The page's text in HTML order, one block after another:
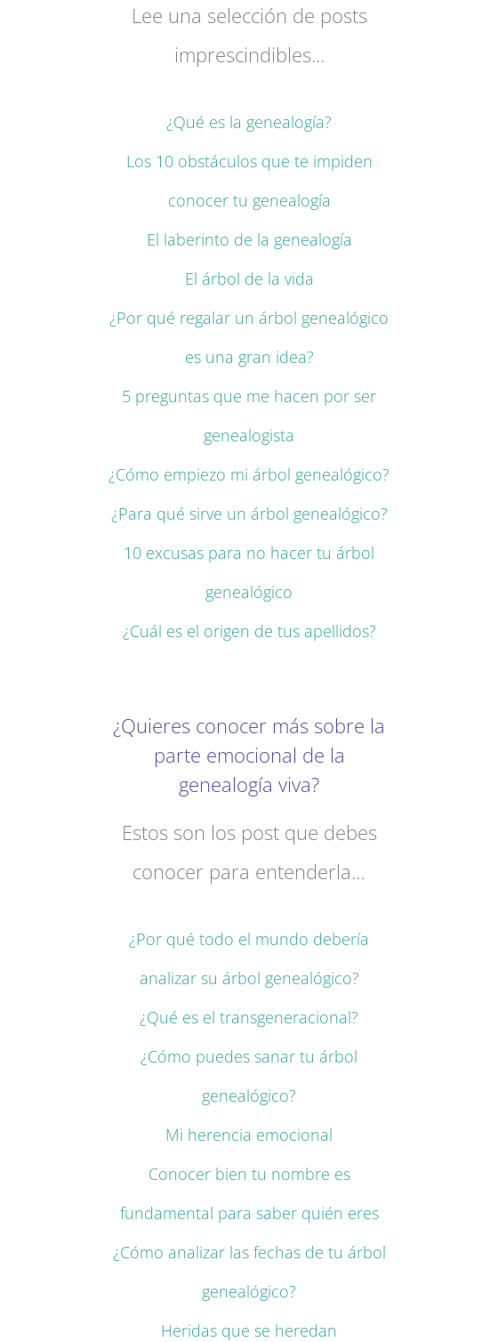
Lee una selección de posts
imprescindibles...
¿Qué es la genealogía?
Los 10 obstáculos que te impiden
conocer tu genealogía
El laberinto de la genealogía
El árbol de la vida
¿Por qué regalar un árbol genealógico
es una gran idea?
5 preguntas que me hacen por ser
genealogista
¿Cómo empiezo mi árbol genealógico?
¿Para qué sirve un árbol genealógico?
10 excusas para no hacer tu árbol
genealógico
¿Cuál es el origen de tus apellidos?
¿Quieres conocer más sobre la
parte emocional de la
genealogía viva?
Estos son los post que debes
conocer para entenderla…
¿Por qué todo el mundo debería
analizar su árbol genealógico?
¿Qué es el transgeneracional?
¿Cómo puedes sanar tu árbol
genealógico?
Mi herencia emocional
Conocer bien tu nombre es
fundamental para saber quién eres
¿Cómo analizar las fechas de tu árbol
genealógico?
Heridas que se heredan